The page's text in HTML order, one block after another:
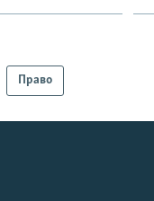
Право